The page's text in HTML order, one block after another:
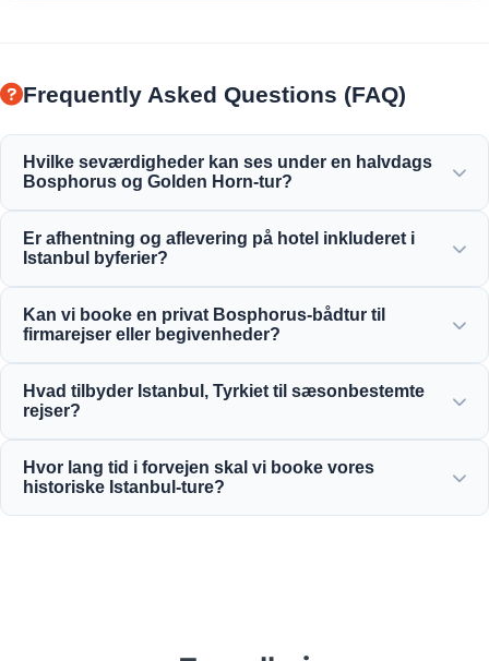
Frequently Asked Questions (FAQ)
Hvilke seværdigheder kan ses under en halvdags
Bosphorus og Golden Horn-tur?
Bosphorus-broen, Dolmabahçe-paladset, Ortaköy-
moskeen, Rumeli-fæstningen og elegante osmanniske
Er afhentning og aflevering på hotel inkluderet i
Istanbul byferier?
beliggende hoteller i Sultanahmet, Taksim og
omkringliggende områder.
Kan vi booke en privat Bosphorus-bådtur til
firmarejser eller begivenheder?
skræddersyet yachtcharter, virksomhedsarrangementer og
private Bosphorus-middagskrydstogter.
Hvad tilbyder Istanbul, Tyrkiet til sæsonbestemte
rejser?
forårets tulipanfestivaler til sommerens krydstogter,
Hvor lang tid i forvejen skal vi booke vores
historiske Istanbul-ture?